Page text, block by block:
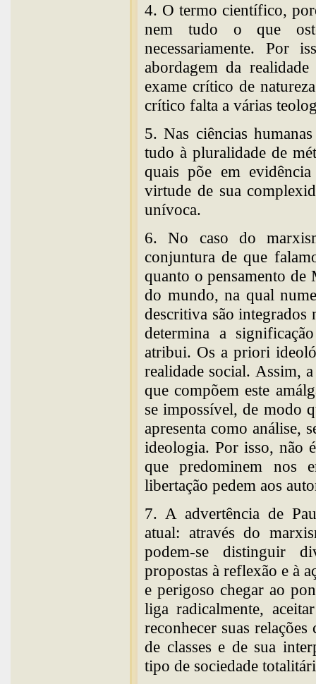
4. O termo científico,
nem tudo o que
necessariamente. Por
abordagem da
exame crítico de
crítico falta a várias
5. Nas ciências
tudo à pluralidade de
quais põe em
virtude de sua
unívoca.
6. No caso do
conjuntura de que
quanto o pensamento de
do mundo, na qual
descritiva são
determina a
atribui. Os a priori
realidade social. Assim,
que compõem este
se impossível, de modo
apresenta como análise,
ideologia. Por isso, não
que predominem nos
libertação pedem aos
7. A advertência de
atual: através do
podem-se distinguir
propostas à reflexão e à
e perigoso chegar ao
liga radicalmente,
reconhecer suas
de classes e de sua
tipo de sociedade